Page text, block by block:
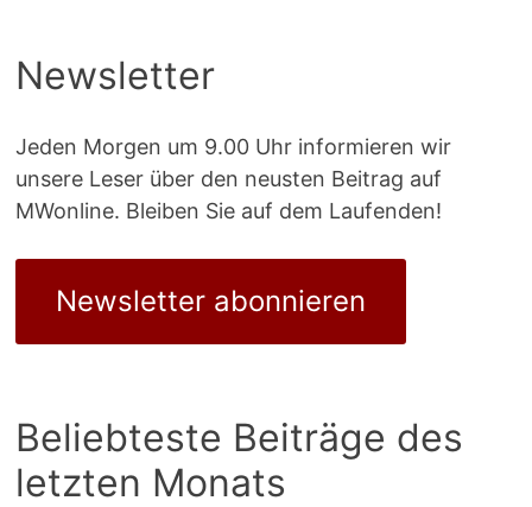
Newsletter
Jeden Morgen um 9.00 Uhr informieren wir
unsere Leser über den neusten Beitrag auf
MWonline. Bleiben Sie auf dem Laufenden!
Newsletter abonnieren
Beliebteste Beiträge des
letzten Monats